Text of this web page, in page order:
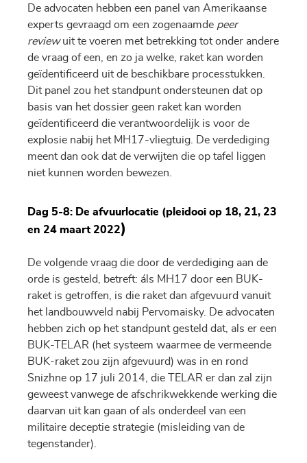
De advocaten hebben een panel van Amerikaanse
experts gevraagd om een zogenaamde peer
reviewuit te voeren met betrekking tot onder andere
de vraag of een, en zo ja welke, raket kan worden
geïdentificeerd uit de beschikbare processtukken.
Dit panel zou het standpunt ondersteunen dat op
basis van het dossier geen raket kan worden
geïdentificeerd die verantwoordelijk is voor de
explosie nabij het MH17-vliegtuig. De verdediging
meent dan ook dat de verwijten die op tafel liggen
niet kunnen worden bewezen.
Dag 5-8: De afvuurlocatie (pleidooi op 18, 21, 23
en 24 maart 2022)
De volgende vraag die door de verdediging aan de
orde is gesteld, betreft: áls MH17 door een BUK-
raket is getroffen, is die raket dan afgevuurd vanuit
het landbouwveld nabij Pervomaisky. De advocaten
hebben zich op het standpunt gesteld dat, als er een
BUK-TELAR (het systeem waarmee de vermeende
BUK-raket zou zijn afgevuurd) was in en rond
Snizhne op 17 juli 2014, die TELAR er dan zal zijn
geweest vanwege de afschrikwekkende werking die
daarvan uit kan gaan of als onderdeel van een
militaire deceptie strategie (misleiding van de
tegenstander).